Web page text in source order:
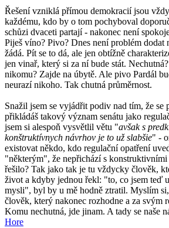
Řešení vzniklá přímou demokracií jsou
každému, kdo by o tom pochyboval
schůzi dvaceti partají - nakonec není
Piješ víno? Pivo? Dnes není problém dodat
žádá. Pít se to dá, ale jen obtížně
jen vinař, který si za ní bude stát.
nikomu? Zajde na úbytě. Ale pivo Pardál
neurazí nikoho. Tak chutná průměrnost.
Snažil jsem se vyjádřit podiv nad tím, že se
přikládáš takový význam senátu jako
jsem si alespoň vysvětlil větu "avšak s
konštruktívnych návrhov je to už slabšie" -
existovat někdo, kdo regulační opatření
"některým", že nepřichází s
řešilo? Tak jako tak je tu vždycky člověk,
život a kdyby jednou řekl: "to, co jsem teď
mysli", byl by u mě hodně ztratil. Myslím
člověk, který nakonec rozhodne a za svým
Komu nechutná, jde jinam. A tady se naše
Hore